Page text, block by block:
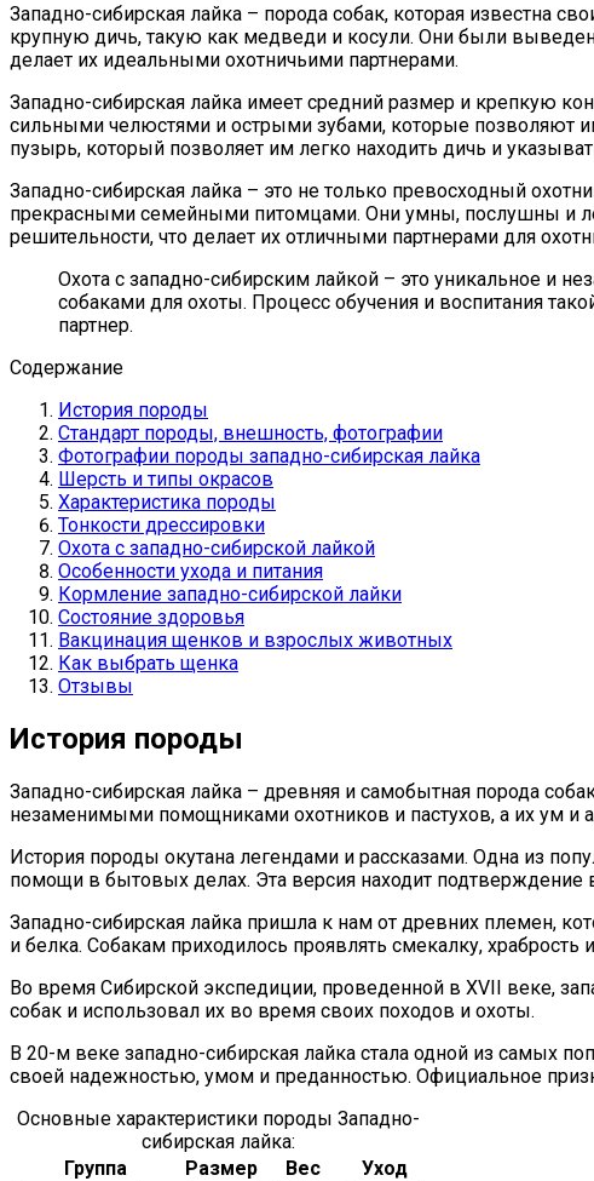
Западно-сибирская лайка – порода собак, которая
крупную дичь, такую как медведи и косули. Они были
делает их идеальными охотничьими партнерами.
Западно-сибирская лайка имеет средний размер и крепкую
сильными челюстями и острыми зубами, которые позволяют
пузырь, который позволяет им легко находить дичь и
Западно-сибирская лайка – это не только превосходный
прекрасными семейными питомцами. Они умны, послушны и
решительности, что делает их отличными партнерами для
Охота с западно-сибирским лайкой – это уникальное и
собаками для охоты. Процесс обучения и воспитания
партнер.
Содержание
История породы
Стандарт породы, внешность, фотографии
Фотографии породы западно-сибирская лайка
Шерсть и типы окрасов
Характеристика породы
Тонкости дрессировки
Охота с западно-сибирской лайкой
Особенности ухода и питания
Кормление западно-сибирской лайки
Состояние здоровья
Вакцинация щенков и взрослых животных
Как выбрать щенка
Отзывы
История породы
Западно-сибирская лайка – древняя и самобытная порода
незаменимыми помощниками охотников и пастухов, а их ум и
История породы окутана легендами и рассказами. Одна из
помощи в бытовых делах. Эта версия находит подтверждение
Западно-сибирская лайка пришла к нам от древних племен,
и белка. Собакам приходилось проявлять смекалку,
Во время Сибирской экспедиции, проведенной в XVII веке,
собак и использовал их во время своих походов и охоты.
В 20-м веке западно-сибирская лайка стала одной из самых
своей надежностью, умом и преданностью. Официальное
Основные характеристики породы Западно-
сибирская лайка:
Группа
Размер Вес
Уход